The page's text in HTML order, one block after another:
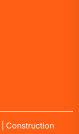
Construction